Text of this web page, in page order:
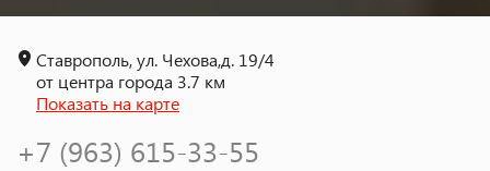
Ставрополь, ул. Чехова,д. 19/4
от центра города 3.7 км
Показать на карте
+7 (963) 615-33-55